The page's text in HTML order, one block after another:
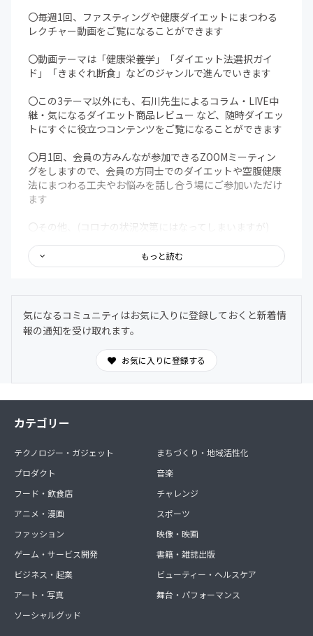
〇毎週1回、ファスティングや健康ダイエットにまつわる
レクチャー動画をご覧になることができます
〇動画テーマは「健康栄養学」「ダイエット法選択ガイ
ド」「きまぐれ断食」などのジャンルで進んでいきます
〇この3テーマ以外にも、石川先生によるコラム・LIVE中
継・気になるダイエット商品レビュー など、随時ダイエッ
トにすぐに役立つコンテンツをご覧になることができます
〇月1回、会員の方みんなが参加できるZOOMミーティン
グをしますので、会員の方同士でのダイエットや空腹健康
法にまつわる工夫やお悩みを話し合う場にご参加いただけ
ます
〇その他、(コロナの状況次第にはなってしまいますが)
ング」などを時折実施していきます
LINEアプリの友だちタブを開き、
画面右上にある友だち追加ボタン＞[QRコード]を
タップして、コードリーダーでスキャンしてください。
友達登録いただきましたら、LINEグループに招待致しま
この間入会した方は、12月分会費は無料とし、会費は1月
なお、12月中はコンテンツの提供はございません。
もっと読む
気になるコミュニティはお気に入りに登録しておくと新着情
報の通知を受け取れます。
お気に入りに登録する
カテゴリー
テクノロジー・ガジェット
プロダクト
フード・飲食店
アニメ・漫画
ファッション
ゲーム・サービス開発
ビジネス・起業
アート・写真
ソーシャルグッド
まちづくり・地域活性化
音楽
チャレンジ
スポーツ
映像・映画
書籍・雑誌出版
ビューティー・ヘルスケア
舞台・パフォーマンス